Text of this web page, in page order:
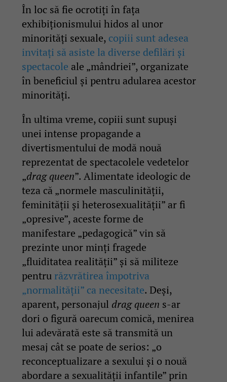
În loc să fie ocrotiți în fața
exhibiționismului hidos al unor
minorități sexuale, copiii sunt adesea
invitați să asiste la diverse defilări și
spectacole ale „mândriei”, organizate
în beneficiul și pentru adularea acestor
minorități.
În ultima vreme, copiii sunt supuși
unei intense propagande a
divertismentului de modă nouă
reprezentat de spectacolele vedetelor
„drag queen”. Alimentate ideologic de
teza că „normele masculinității,
feminității și heterosexualității” ar fi
„opresive”, aceste forme de
manifestare „pedagogică” vin să
prezinte unor minți fragede
„fluiditatea realității” și să militeze
pentru răzvrătirea împotriva
„normalității” ca necesitate. Deși,
aparent, personajul drag queen s-ar
dori o figură oarecum comică, menirea
lui adevărată este să transmită un
mesaj cât se poate de serios: „o
reconceptualizare a sexului și o nouă
abordare a sexualității infantile” prin